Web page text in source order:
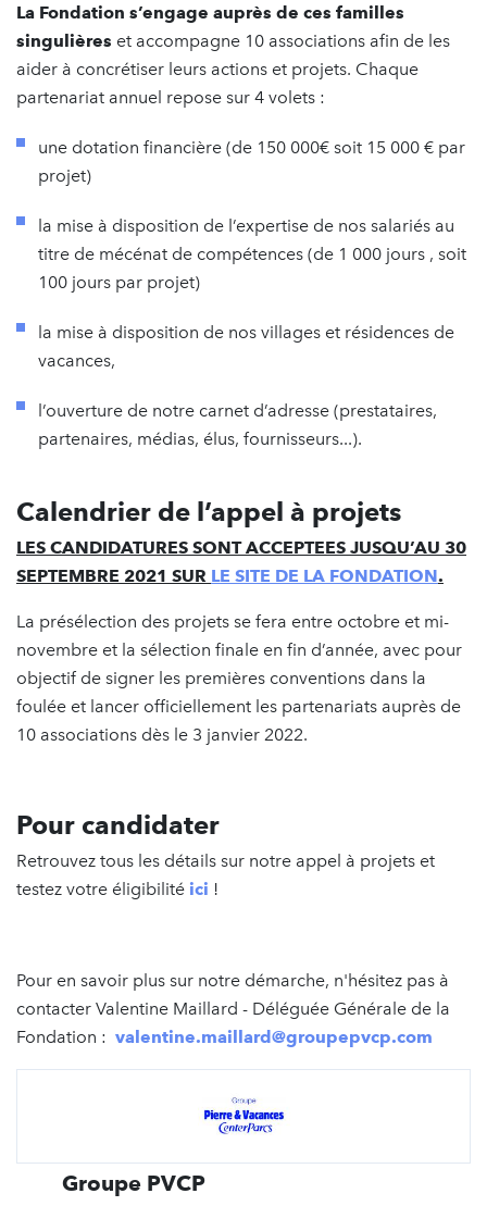
La Fondation s’engage auprès de ces familles
singulières et accompagne 10 associations afin de les
aider à concrétiser leurs actions et projets. Chaque
partenariat annuel repose sur 4 volets :
une dotation financière (de 150 000€ soit 15 000 € par
projet)
la mise à disposition de l’expertise de nos salariés au
titre de mécénat de compétences (de 1 000 jours , soit
100 jours par projet)
la mise à disposition de nos villages et résidences de
vacances,
l’ouverture de notre carnet d’adresse (prestataires,
partenaires, médias, élus, fournisseurs...).
Calendrier de l’appel à projets
LES CANDIDATURES SONT ACCEPTEES JUSQU’AU 30
SEPTEMBRE 2021 SUR LE SITE DE LA FONDATION.
La présélection des projets se fera entre octobre et mi-
novembre et la sélection finale en fin d’année, avec pour
objectif de signer les premières conventions dans la
foulée et lancer officiellement les partenariats auprès de
10 associations dès le 3 janvier 2022.
Pour candidater
Retrouvez tous les détails sur notre appel à projets et
testez votre éligibilité ici !
Pour en savoir plus sur notre démarche, n'hésitez pas à
contacter Valentine Maillard - Déléguée Générale de la
Fondation : valentine.maillard@groupepvcp.com
Groupe PVCP